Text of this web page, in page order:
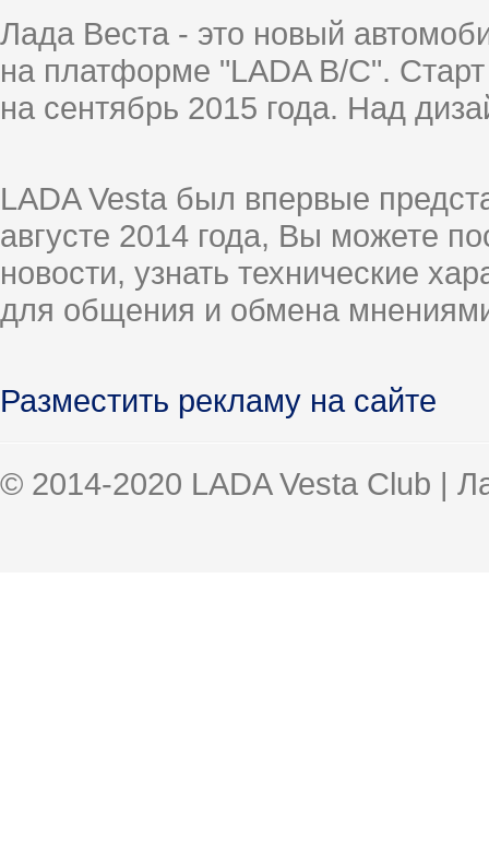
Лада Веста - это новый
на платформе "LADA B/C".
на сентябрь 2015 года. Над
LADA Vesta был впервые
августе 2014 года, Вы можете
новости, узнать технические
для общения и обмена
Разместить рекламу на сайте
© 2014-2020 LADA Vesta Club |